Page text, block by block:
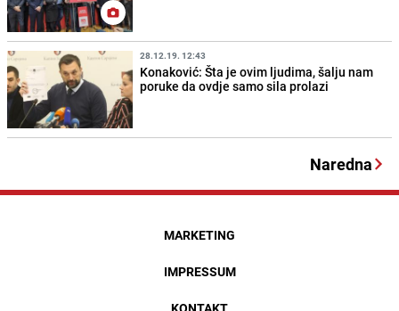
28.12.19. 12:43
Konaković: Šta je ovim ljudima, šalju nam
poruke da ovdje samo sila prolazi
Naredna
MARKETING
IMPRESSUM